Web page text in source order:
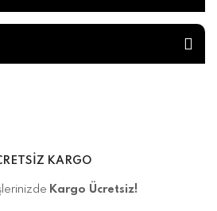
KARGO
Kargo Ücretsiz!